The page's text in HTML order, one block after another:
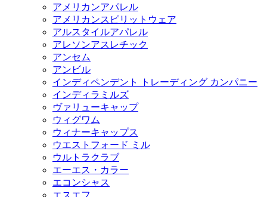
アメリカンアパレル
アメリカンスピリットウェア
アルスタイルアパレル
アレソンアスレチック
アンセム
アンビル
インディペンデント トレーディング カンパニー
インディラミルズ
ヴァリューキャップ
ウィグワム
ウィナーキャップス
ウエストフォード ミル
ウルトラクラブ
エーエス・カラー
エコンシャス
エスエフ